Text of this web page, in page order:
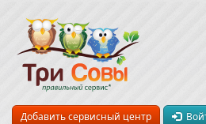
Добавить сервисный центр